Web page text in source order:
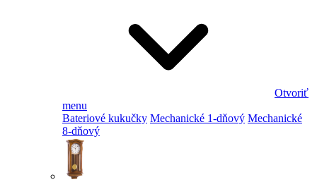
Otvoriť
menu
Bateriové kukučky Mechanické 1-dňový Mechanické
8-dňový